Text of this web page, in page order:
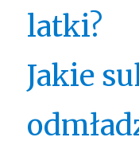
latki?
Jakie